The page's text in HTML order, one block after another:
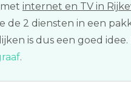
internet en TV in
de 2 diensten in een
is dus een goed
.